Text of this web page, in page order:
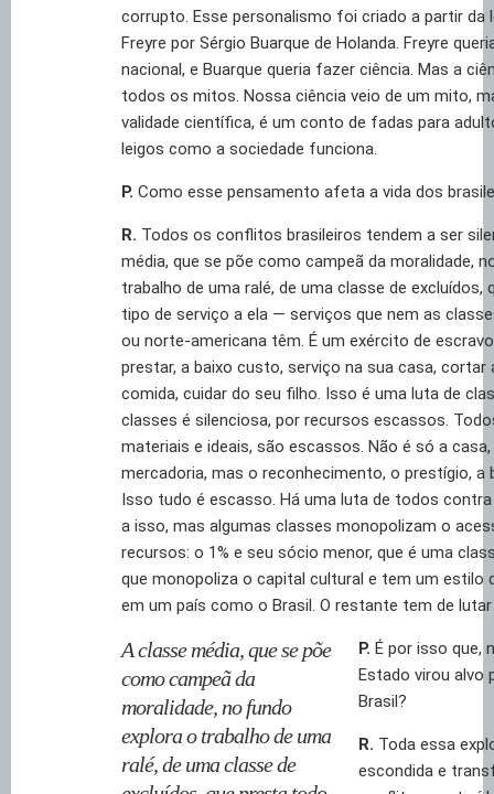
corrupto. Esse personalismo foi criado a partir da
Freyre por Sérgio Buarque de Holanda. Freyre
nacional, e Buarque queria fazer ciência. Mas a
todos os mitos. Nossa ciência veio de um mito,
validade científica, é um conto de fadas para
leigos como a sociedade funciona.
P. Como esse pensamento afeta a vida dos
R. Todos os conflitos brasileiros tendem a ser
média, que se põe como campeã da moralidade,
trabalho de uma ralé, de uma classe de excluídos,
tipo de serviço a ela — serviços que nem as
ou norte-americana têm. É um exército de
prestar, a baixo custo, serviço na sua casa, cortar
comida, cuidar do seu filho. Isso é uma luta de
classes é silenciosa, por recursos escassos.
materiais e ideais, são escassos. Não é só a
mercadoria, mas o reconhecimento, o prestígio, a
Isso tudo é escasso. Há uma luta de todos
a isso, mas algumas classes monopolizam o
recursos: o 1% e seu sócio menor, que é uma
que monopoliza o capital cultural e tem um estilo
em um país como o Brasil. O restante tem de
A classe média, que se põe
como campeã da
moralidade, no fundo
explora o trabalho de uma
ralé, de uma classe de
P. É por isso que,
Estado virou alvo
Brasil?
R. Toda essa
escondida e